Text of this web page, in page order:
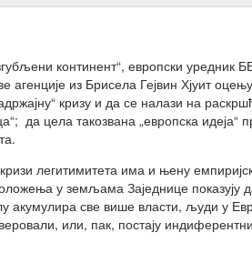
континент“, европски уредник
агенције из Брисела Гејвин Хјуит
кризу и да се налази на
да цела такозвана „европска идеја“
легитимитета има и њену
у земљама Заједнице показују
акумулира све више власти, људи у
или, пак, постају